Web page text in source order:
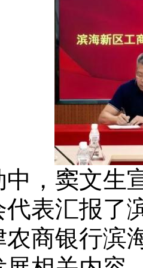
窦文生宣
代表汇报了
农商银行滨